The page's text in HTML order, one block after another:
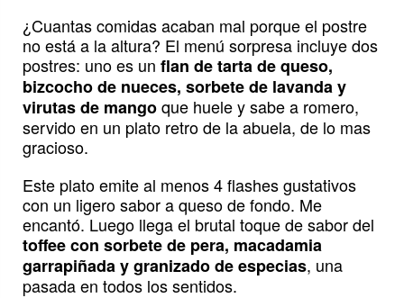
¿Cuantas comidas acaban mal porque el postre
no está a la altura? El menú sorpresa incluye dos
postres: uno es un flan de tarta de queso,
bizcocho de nueces, sorbete de lavanda y
virutas de mangoque huele y sabe a romero,
servido en un plato retro de la abuela, de lo mas
gracioso.
Este plato emite al menos 4 flashes gustativos
con un ligero sabor a queso de fondo. Me
encantó. Luego llega el brutal toque de sabor del
toffee con sorbete de pera, macadamia
garrapiñada y granizado de especias, una
pasada en todos los sentidos.